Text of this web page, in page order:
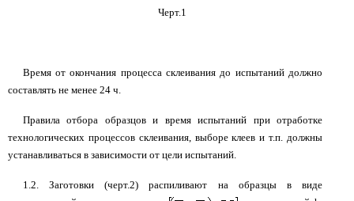
Черт.1
Время от окончания процесса склеивания до испытаний должно
составлять не менее 24 ч.
Правила отбора образцов и время испытаний при отработке
технологических процессов склеивания, выборе клеев и т.п. должны
устанавливаться в зависимости от цели испытаний.
1.2. Заготовки (черт.2) распиливают на образцы в виде